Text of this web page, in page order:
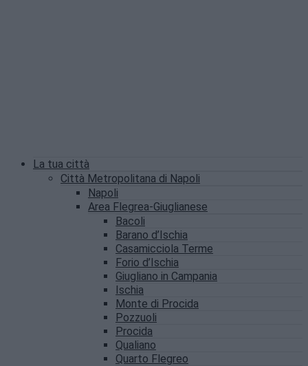
La tua città
Città Metropolitana di Napoli
Napoli
Area Flegrea-Giuglianese
Bacoli
Barano d’Ischia
Casamicciola Terme
Forio d’Ischia
Giugliano in Campania
Ischia
Monte di Procida
Pozzuoli
Procida
Qualiano
Quarto Flegreo